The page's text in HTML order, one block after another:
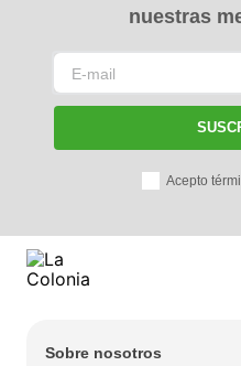
nuestras
Acepto
Sobre nosotros